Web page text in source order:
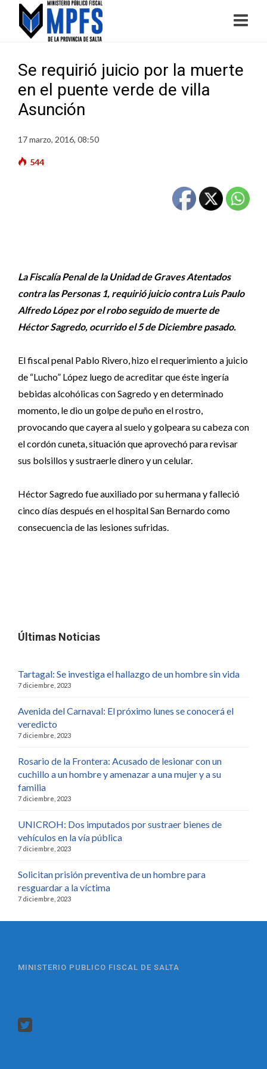
Se requirió juicio por la muerte
en el puente verde de villa
Asunción
17 marzo, 2016, 08:50
544
La Fiscalía Penal de la Unidad de Graves Atentados
contra las Personas 1, requirió juicio contra Luis Paulo
Alfredo López por el robo seguido de muerte de
HéctorSagredo, ocurrido el 5 de Diciembre pasado.
El fiscal penal Pablo Rivero, hizo el requerimiento a juicio
de “Lucho” López luego de acreditar que éste ingería
bebidas alcohólicas con Sagredo y en determinado
momento, le dio un golpe de puño en el rostro,
provocando que cayera al suelo y golpeara su cabeza con
el cordón cuneta, situación que aprovechó para revisar
sus bolsillos y sustraerle dinero y un celular.
Héctor Sagredo fue auxiliado por su hermana y falleció
cinco días después en el hospital San Bernardo como
consecuencia de las lesiones sufridas.
Últimas Noticias
Tartagal: Se investiga el hallazgo de un hombre sin vida
7 diciembre, 2023
Avenida del Carnaval: El próximo lunes se conocerá el
veredicto
7 diciembre, 2023
Rosario de la Frontera: Acusado de lesionar con un
cuchillo a un hombre y amenazar a una mujer y a su
familia
7 diciembre, 2023
UNICROH: Dos imputados por sustraer bienes de
vehículos en la vía pública
7 diciembre, 2023
Solicitan prisión preventiva de un hombre para
resguardar a la víctima
7 diciembre, 2023
MINISTERIO PUBLICO FISCAL DE SALTA